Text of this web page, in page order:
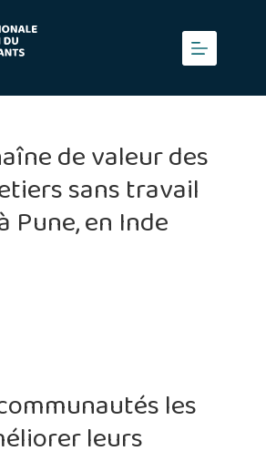
de valeur des
sans travail
Pune, en Inde
les
leurs